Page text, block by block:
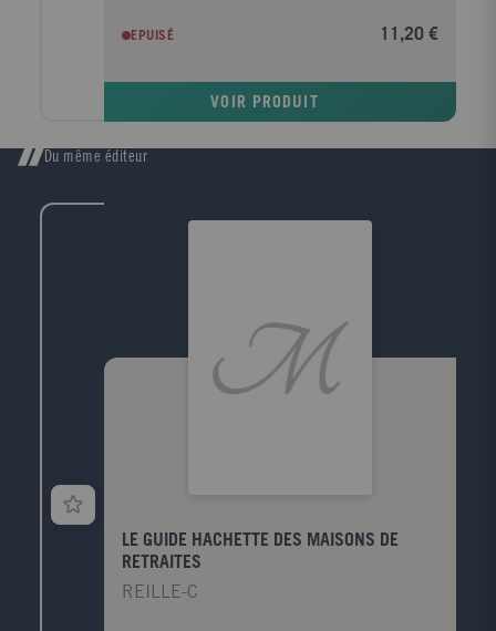
construisit Chambord nous est-il inconnu ...Quelle
mystérieuse raison poussa François Ier à édifier un
de Poitiers le château de Chenonceau qu’Henri II lui
racontent l’art et l’histoire.- Une foule d’anecdotes
poche, une maquette élégante et colorée.Retrouvez
nous sur Facebook
(www.facebook.com/GuidesBleus)et sur YouTube -
EPUISÉ 11,20 €
VOIR PRODUIT
Du même éditeur
LE GUIDE HACHETTE DES MAISONS DE
RETRAITES
REILLE-C